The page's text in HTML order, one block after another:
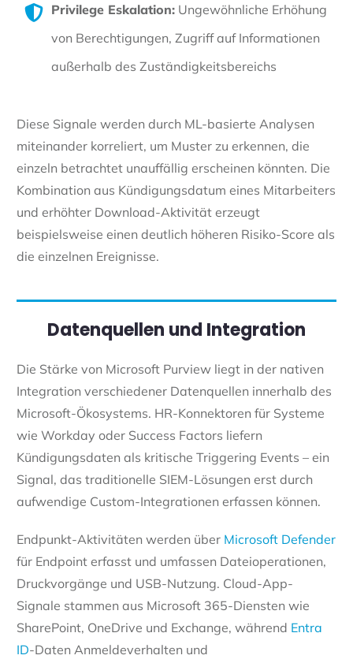
Privilege Eskalation: Ungewöhnliche Erhöhung
von Berechtigungen, Zugriff auf Informationen
außerhalb des Zuständigkeitsbereichs
Diese Signale werden durch ML-basierte Analysen
miteinander korreliert, um Muster zu erkennen, die
einzeln betrachtet unauffällig erscheinen könnten. Die
Kombination aus Kündigungsdatum eines Mitarbeiters
und erhöhter Download-Aktivität erzeugt
beispielsweise einen deutlich höheren Risiko-Score als
die einzelnen Ereignisse.
Datenquellen und Integration
Die Stärke von Microsoft Purview liegt in der nativen
Integration verschiedener Datenquellen innerhalb des
Microsoft-Ökosystems. HR-Konnektoren für Systeme
wie Workday oder Success Factors liefern
Kündigungsdaten als kritische Triggering Events – ein
Signal, das traditionelle SIEM-Lösungen erst durch
aufwendige Custom-Integrationen erfassen können.
Endpunkt-Aktivitäten werden über Microsoft Defender
für Endpoint erfasst und umfassen Dateioperationen,
Druckvorgänge und USB-Nutzung. Cloud-App-
Signale stammen aus Microsoft 365-Diensten wie
SharePoint, OneDrive und Exchange, während Entra
ID-Daten Anmeldeverhalten und